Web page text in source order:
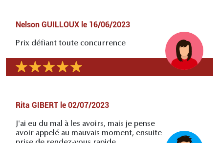
Nelson GUILLOUX le 16/06/2023
Prix défiant toute concurrence
Rita GIBERT le 02/07/2023
J'ai eu du mal à les avoirs, mais je pense
avoir appelé au mauvais moment, ensuite